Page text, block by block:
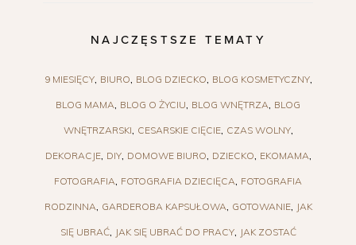
NAJCZĘSTSZE TEMATY
9 MIESIĘCY BIURO BLOG DZIECKO BLOG KOSMETYCZNY
BLOG MAMA BLOG O ŻYCIU BLOG WNĘTRZA BLOG
WNĘTRZARSKI CESARSKIE CIĘCIE CZAS WOLNY
DEKORACJE DIY DOMOWE BIURO DZIECKO EKOMAMA
FOTOGRAFIA FOTOGRAFIA DZIECIĘCA FOTOGRAFIA
RODZINNA GARDEROBA KAPSUŁOWA GOTOWANIE JAK
SIĘ UBRAĆ JAK SIĘ UBRAĆ DO PRACY JAK ZOSTAĆ